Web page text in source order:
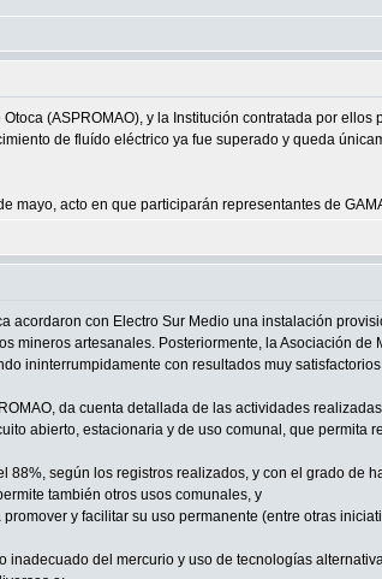
(ASPROMAO), y la Institución contratada por
de fluído eléctrico ya fue superado y queda
mayo, acto en que participarán representantes de
acordaron con Electro Sur Medio una instalación
mineros artesanales. Posteriormente, la Asociación
ininterrumpidamente con resultados muy
da cuenta detallada de las actividades
abierto, estacionaria y de uso comunal, que
88%, según los registros realizados, y con el grado
también otros usos comunales, y
y facilitar su uso permanente (entre otras
del mercurio y uso de tecnologías